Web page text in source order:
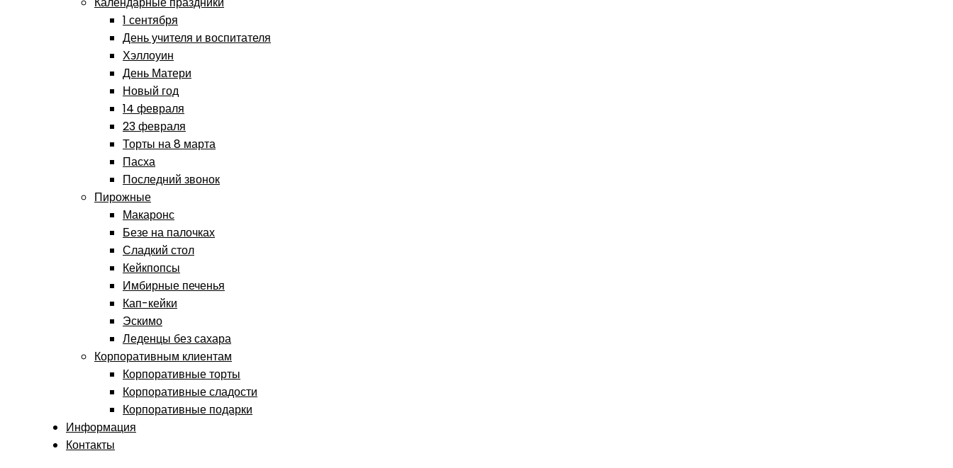
1 сентября
День учителя и воспитателя
Хэллоуин
День Матери
Новый год
14 февраля
23 февраля
Торты на 8 марта
Пасха
Последний звонок
Пирожные
Макаронс
Безе на палочках
Сладкий стол
Кейкпопсы
Имбирные печенья
Кап-кейки
Эскимо
Леденцы без сахара
Корпоративным клиентам
Корпоративные торты
Корпоративные сладости
Корпоративные подарки
Информация
Контакты